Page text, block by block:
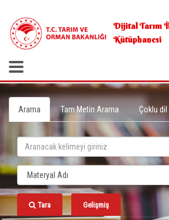
Dijital Tarım
Kütüphanesi
Arama Tam Metin Arama Çoklu dil
Tara Gelişmiş